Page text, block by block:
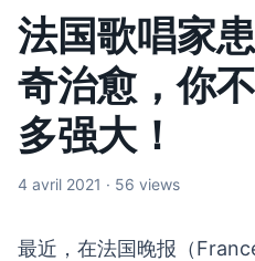
法国歌唱家
奇治愈，你
多强大！
4 avril 2021 · 56 views
最近，在法国晚报（